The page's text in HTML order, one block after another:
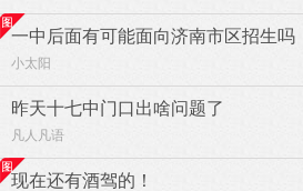
一中后面有可能面向济南市区招生吗
小太阳
昨天十七中门口出啥问题了
凡人凡语
现在还有酒驾的！